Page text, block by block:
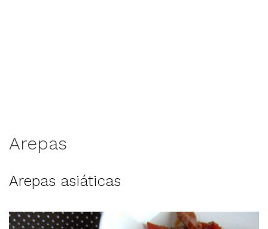
Arepas
Arepas asiáticas